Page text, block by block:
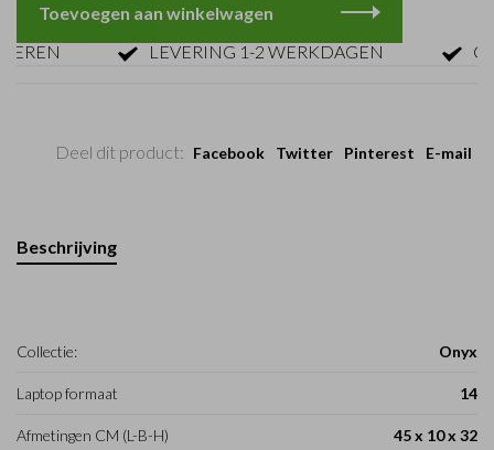
Toevoegen aan winkelwagen
LEVERING 1-2 WERKDAGEN
Deel dit product: Facebook Twitter Pinterest E-mail
Beschrijving
Collectie: Onyx
Laptop formaat 14
Afmetingen CM (L-B-H) 45 x 10 x 32